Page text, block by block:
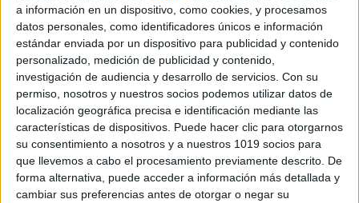
a información en un dispositivo, como cookies, y procesamos
datos personales, como identificadores únicos e información
estándar enviada por un dispositivo para publicidad y contenido
personalizado, medición de publicidad y contenido,
investigación de audiencia y desarrollo de servicios. Con su
permiso, nosotros y nuestros socios podemos utilizar datos de
localización geográfica precisa e identificación mediante las
características de dispositivos. Puede hacer clic para otorgarnos
su consentimiento a nosotros y a nuestros 1019 socios para
que llevemos a cabo el procesamiento previamente descrito. De
forma alternativa, puede acceder a información más detallada y
cambiar sus preferencias antes de otorgar o negar su